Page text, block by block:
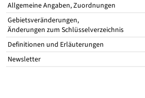
Allgemeine Angaben, Zuordnungen
Gebietsveränderungen,
Änderungen zum Schlüsselverzeichnis
Definitionen und Erläuterungen
Newsletter